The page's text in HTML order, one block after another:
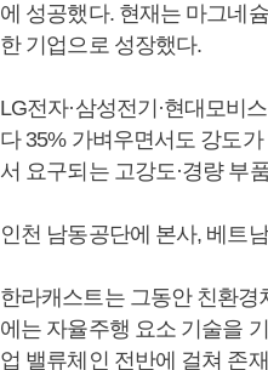
에 성공했다. 현재는 마그네
한 기업으로 성장했다.
LG전자·삼성전기·현대모비
다 35% 가벼우면서도 강도
서 요구되는 고강도·경량 부
인천 남동공단에 본사, 베트
한라캐스트는 그동안 친환경
에는 자율주행 요소 기술을
업 밸류체인 전반에 걸쳐 존